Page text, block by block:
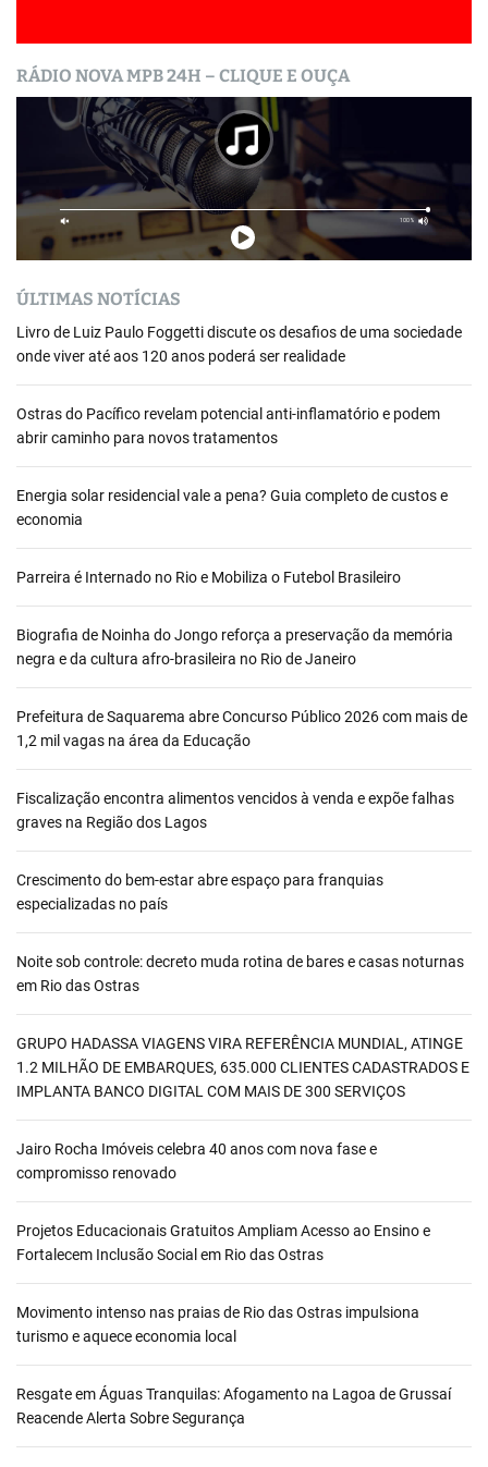
RÁDIO NOVA MPB 24H – CLIQUE E OUÇA
ÚLTIMAS NOTÍCIAS
Livro de Luiz Paulo Foggetti discute os desafios de uma sociedade
onde viver até aos 120 anos poderá ser realidade
Ostras do Pacífico revelam potencial anti-inflamatório e podem
abrir caminho para novos tratamentos
Energia solar residencial vale a pena? Guia completo de custos e
economia
Parreira é Internado no Rio e Mobiliza o Futebol Brasileiro
Biografia de Noinha do Jongo reforça a preservação da memória
negra e da cultura afro-brasileira no Rio de Janeiro
Prefeitura de Saquarema abre Concurso Público 2026 com mais de
1,2 mil vagas na área da Educação
Fiscalização encontra alimentos vencidos à venda e expõe falhas
graves na Região dos Lagos
Crescimento do bem-estar abre espaço para franquias
especializadas no país
Noite sob controle: decreto muda rotina de bares e casas noturnas
em Rio das Ostras
GRUPO HADASSA VIAGENS VIRA REFERÊNCIA MUNDIAL, ATINGE
1.2 MILHÃO DE EMBARQUES, 635.000 CLIENTES CADASTRADOS E
IMPLANTA BANCO DIGITAL COM MAIS DE 300 SERVIÇOS
Jairo Rocha Imóveis celebra 40 anos com nova fase e
compromisso renovado
Projetos Educacionais Gratuitos Ampliam Acesso ao Ensino e
Fortalecem Inclusão Social em Rio das Ostras
Movimento intenso nas praias de Rio das Ostras impulsiona
turismo e aquece economia local
Resgate em Águas Tranquilas: Afogamento na Lagoa de Grussaí
Reacende Alerta Sobre Segurança